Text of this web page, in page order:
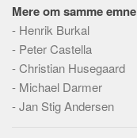
Mere om samme emne
- Henrik Burkal
- Peter Castella
-Christian Husegaard
- Michael Darmer
-Jan Stig Andersen